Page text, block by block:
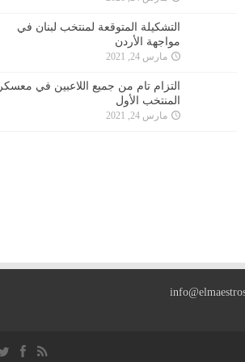
التشكيلة المتوقعة لمنتخب لبنان في
مواجهة الأردن
مارس 24, 2021
التزام تام من جميع اللاعبين في معسكر
المنتخب الأول
مارس 24, 2021